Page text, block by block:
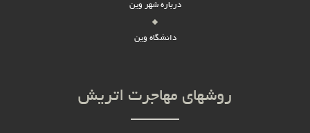
درباره شهر وین
دانشگاه وین
روشهای مهاجرت اتریش